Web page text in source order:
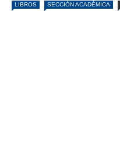
LIBROS SECCIÓN ACADÉMICA